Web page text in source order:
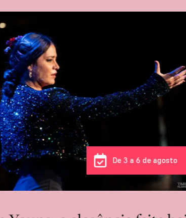
De 3 a 6 de agosto